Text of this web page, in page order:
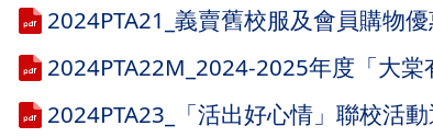
2024PTA21_義賣舊校服及會員購物
2024PTA22M_2024-2025年度「大
2024PTA23_「活出好心情」聯校活